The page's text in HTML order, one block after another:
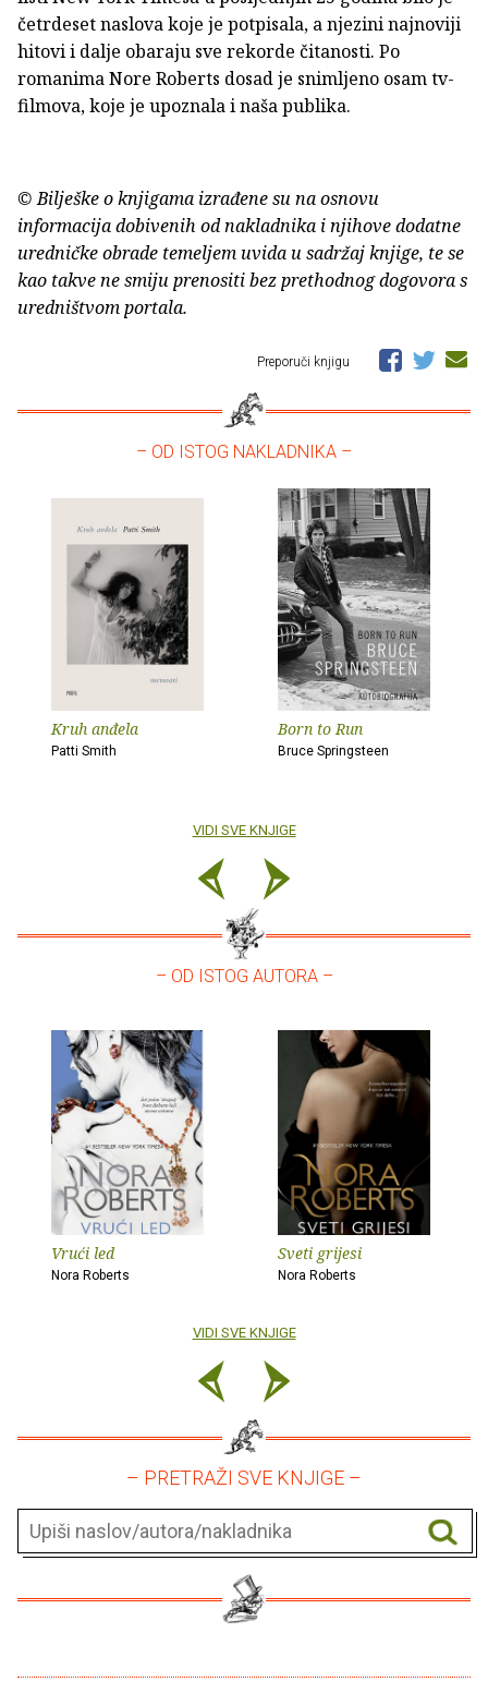
četrdeset naslova koje je potpisala, a njezini najnoviji
hitovi i dalje obaraju sve rekorde čitanosti. Po
romanima Nore Roberts dosad je snimljeno osam tv-
filmova, koje je upoznala i naša publika.
© Bilješke o knjigama izrađene su na osnovu
informacija dobivenih od nakladnika i njihove dodatne
uredničke obrade temeljem uvida u sadržaj knjige, te se
kao takve ne smiju prenositi bez prethodnog dogovora s
uredništvom portala.
Preporuči knjigu
– OD ISTOG NAKLADNIKA –
Kruh anđela
Patti Smith
Born to Run
Bruce Springsteen
VIDI SVE KNJIGE
– OD ISTOG AUTORA –
Vrući led
Nora Roberts
Sveti grijesi
Nora Roberts
VIDI SVE KNJIGE
– PRETRAŽI SVE KNJIGE –